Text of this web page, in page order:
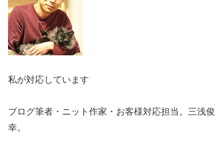
私が対応しています
ブログ筆者・ニット作家・お客様対応担当。三浅俊
幸。